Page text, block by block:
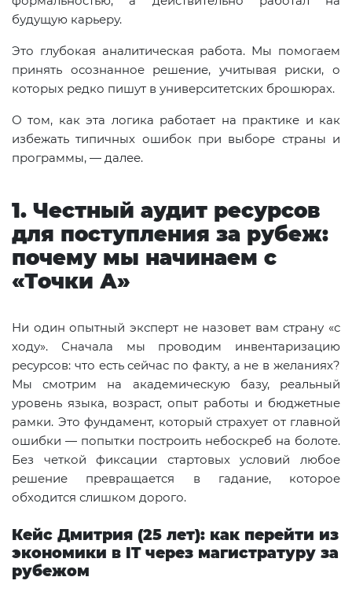
будущую карьеру.
Это глубокая аналитическая работа. Мы помогаем
принять осознанное решение, учитывая риски, о
которых редко пишут в университетских брошюрах.
О том, как эта логика работает на практике и как
избежать типичных ошибок при выборе страны и
программы, — далее.
1. Честный аудит ресурсов
для поступления за рубеж:
почему мы начинаем с
«Точки А»
Ни один опытный эксперт не назовет вам страну «с
ходу». Сначала мы проводим инвентаризацию
ресурсов: что есть сейчас по факту, а не в желаниях?
Мы смотрим на академическую базу, реальный
уровень языка, возраст, опыт работы и бюджетные
рамки. Это фундамент, который страхует от главной
ошибки — попытки построить небоскреб на болоте.
Без четкой фиксации стартовых условий любое
решение превращается в гадание, которое
обходится слишком дорого.
Кейс Дмитрия (25 лет): как перейти из
экономики в IT через магистратуру за
рубежом